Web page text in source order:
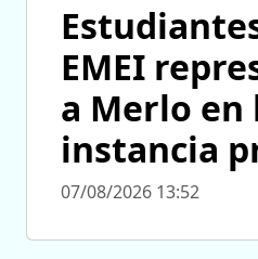
EMEI
a Merlo en
instancia
07/08/2026 13:52